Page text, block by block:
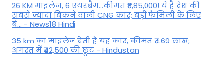
26 KM माइलेज, 6 एयरबैग...कीमत ₹8,85,000! ये है देश की
सबसे ज्यादा बिकने वाली CNG कार; बड़ी फैमिली के लिए
बे... - News18 Hindi
35 km का माइलेज देती है यह कार, कीमत ₹4.69 लाख;
अगस्त में ₹42,500 की छूट - Hindustan